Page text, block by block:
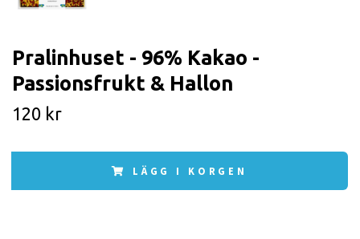
Pralinhuset - 96% Kakao -
Passionsfrukt & Hallon
120 kr
LÄGG I KORGEN